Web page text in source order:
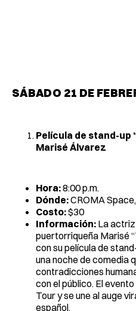
SÁBADO 21 DE
Película de stand-up
Marisé Álvarez
Hora:8:00 p.m.
Dónde:CROMA
Costo:$30
Información: La
puertorriqueña Marisé
con su película de
una noche de comedia
contradicciones
con el público. El
Tour y se une al auge
español.